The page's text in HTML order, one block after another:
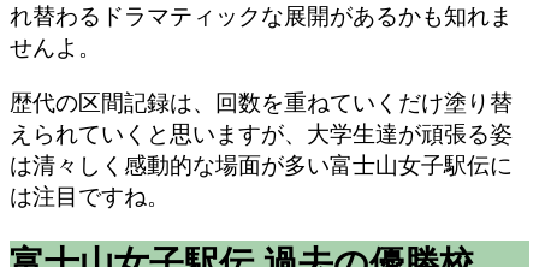
れ替わるドラマティックな展開があるかも知れま
せんよ。
歴代の区間記録は、回数を重ねていくだけ塗り替
えられていくと思いますが、大学生達が頑張る姿
は清々しく感動的な場面が多い富士山女子駅伝に
は注目ですね。